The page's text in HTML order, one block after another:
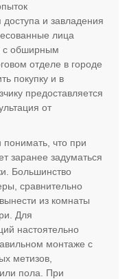
и завладения
лица
с обширным
отделе в городе
покупку и в
предоставляется
от
что при
заранее задуматься
Большинство
сравнительно
из комнаты
Для
настоятельно
монтаже с
метизов,
пола. При